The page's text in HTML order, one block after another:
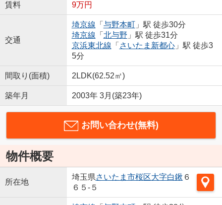
賃料 9万円
交通
埼京線 「 与野本町」駅 徒歩30分
埼京線 「 北与野 」駅 徒歩31分
京浜東北線 「 さいたま新都心」駅 徒歩3
5分
間取り(面積) 2LDK(62.52㎡)
築年月 2003年 3月(築23年)
お問い合わせ(無料)
物件概要
所在地
埼玉県さいたま市桜区大字白鍬 ６
６５-５